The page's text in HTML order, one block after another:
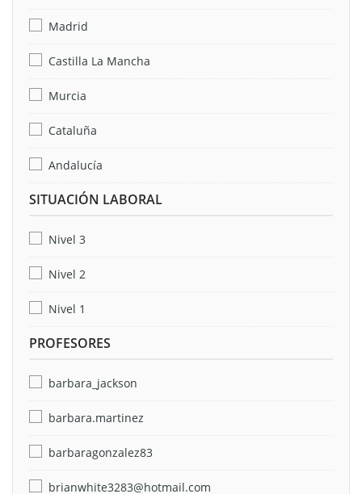
Madrid
Castilla La Mancha
Murcia
Cataluña
Andalucía
SITUACIÓN LABORAL
Nivel 3
Nivel 2
Nivel 1
PROFESORES
barbara_jackson
barbara.martinez
barbaragonzalez83
brianwhite3283@hotmail.com